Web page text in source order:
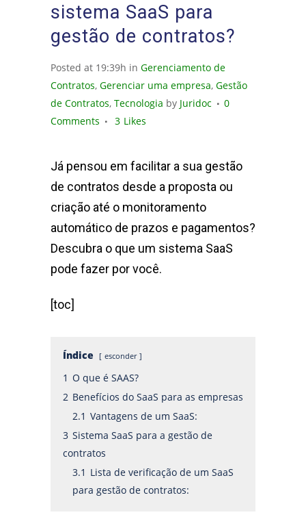
sistema SaaS para
gestão de contratos?
Posted at 19:39h in Gerenciamento de
Contratos, Gerenciar uma empresa, Gestão
de Contratos, Tecnologia by Juridoc
0
Comments
3 Likes
Já pensou em facilitar a sua gestão
de contratos desde a proposta ou
criação até o monitoramento
automático de prazos e pagamentos?
Descubra o que um sistema SaaS
pode fazer por você.
[toc]
Índice esconder
1 O que é SAAS?
2 Benefícios do SaaS para as empresas
2.1 Vantagens de um SaaS:
3 Sistema SaaS para a gestão de
contratos
3.1 Lista de verificação de um SaaS
para gestão de contratos: